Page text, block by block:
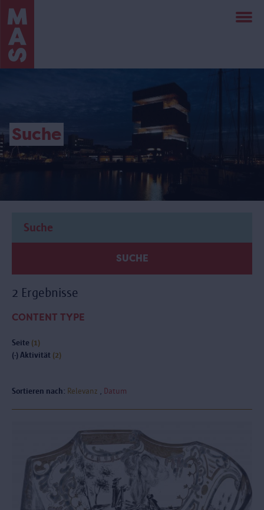
Direkt
zum
Inhalt
Suche
SUCHE
2 Ergebnisse
CONTENT TYPE
Seite (1)
(-) Aktivität (2)
Sortieren nach: Relevanz Datum